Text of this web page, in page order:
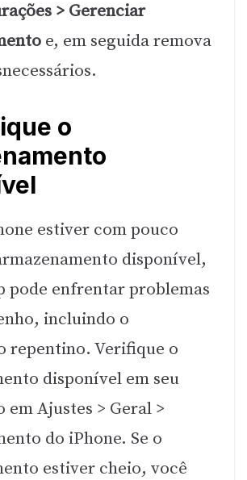
> Gerenciar
e, em seguida remova
o
estiver com pouco
disponível,
pode enfrentar problemas
incluindo o
repentino. Verifique o
disponível em seu
em Ajustes > Geral >
do iPhone. Se o
estiver cheio, você